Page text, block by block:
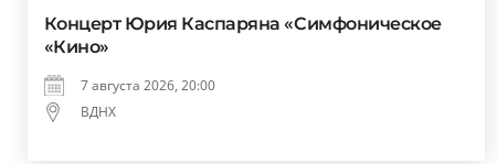
Концерт Юрия Каспаряна «Симфоническое
«Кино»
7 августа 2026, 20:00
ВДНХ